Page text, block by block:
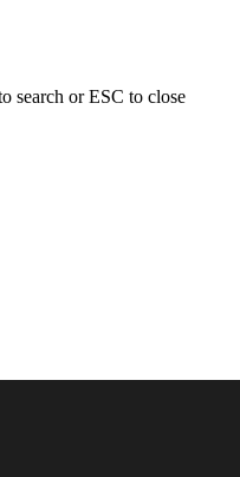
search or ESC to close